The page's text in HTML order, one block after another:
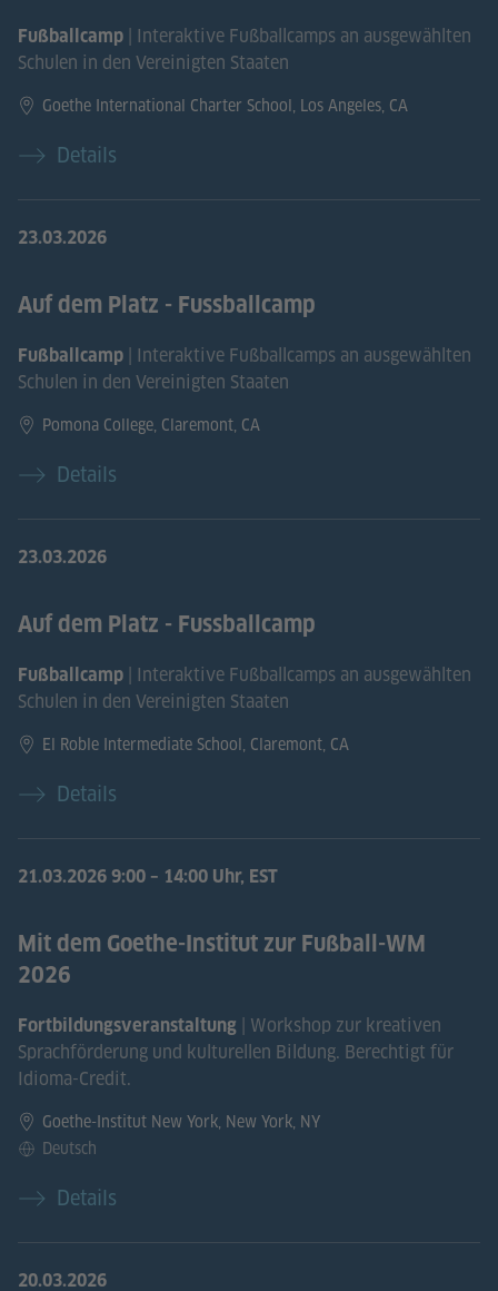
Fußballcamp | Interaktive Fußballcamps an ausgewählten
Schulen in den Vereinigten Staaten
Goethe International Charter School, Los Angeles, CA
Details
23.03.2026
Auf dem Platz - Fussballcamp
Fußballcamp | Interaktive Fußballcamps an ausgewählten
Schulen in den Vereinigten Staaten
Pomona College, Claremont, CA
Details
23.03.2026
Auf dem Platz - Fussballcamp
Fußballcamp | Interaktive Fußballcamps an ausgewählten
Schulen in den Vereinigten Staaten
El Roble Intermediate School, Claremont, CA
Details
21.03.2026 9:00 – 14:00 Uhr, EST
Mit dem Goethe-Institut zur Fußball-WM
2026
Fortbildungsveranstaltung | Workshop zur kreativen
Sprachförderung und kulturellen Bildung. Berechtigt für
Idioma-Credit.
Goethe-Institut New York, New York, NY
Deutsch
Details
20.03.2026